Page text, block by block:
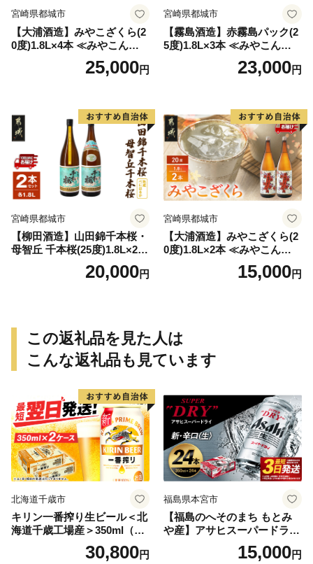
宮崎県都城市
【大浦酒造】みやこざくら(2
0度)1.8L×4本 ≪みやこんじょ
特急便≫_AD-077125,000円
宮崎県都城市
【霧島酒造】赤霧島パック(2
5度)1.8L×3本 ≪みやこんじょ
特急便≫_23-07-K03P-1800-3
23,000円
宮崎県都城市
【柳田酒造】山田錦千本桜・
母智丘 千本桜(25度)1.8L×2本
≪みやこんじょ特急便≫_AC
20,000円
宮崎県都城市
【大浦酒造】みやこざくら(2
0度)1.8L×2本 ≪みやこんじょ
特急便≫_MJ-077115,000円
この返礼品を見た人は
こんな返礼品も見ています
北海道千歳市
キリン一番搾り生ビール＜北
海道千歳工場産＞350ml（24
30,800円
福島県本宮市
【福島のへそのまち もとみ
や産】アサヒスーパードライ
350ml×24本 合計8.4L 1ケー
ス アルコール度数5% 缶ビー
15,000円